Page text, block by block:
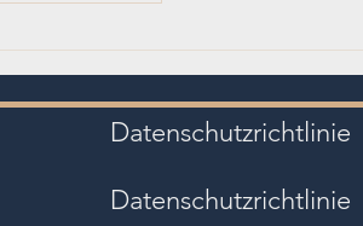
Optimieren Sie die
Geschwindigkeit Ihrer Website:
Der Schlüssel, um keine Kunden
zu verlieren
Datenschutzrichtlinie
Datenschutzrichtlinie